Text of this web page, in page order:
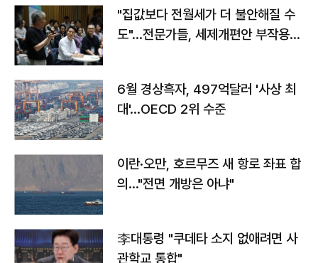
"집값보다 전월세가 더 불안해질 수
도"…전문가들, 세제개편안 부작용
6월 경상흑자, 497억달러 '사상 최
대'…OECD 2위 수준
이란·오만, 호르무즈 새 항로 좌표 합
의…"전면 개방은 아냐"
李대통령 "쿠데타 소지 없애려면 사
관학교 통합"